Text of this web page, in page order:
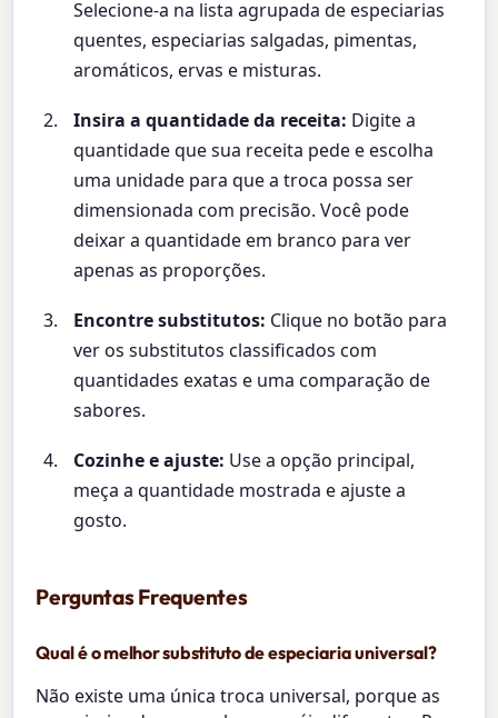
Selecione-a na lista agrupada de especiarias
quentes, especiarias salgadas, pimentas,
aromáticos, ervas e misturas.
Insira a quantidade da receita: Digite a
quantidade que sua receita pede e escolha
uma unidade para que a troca possa ser
dimensionada com precisão. Você pode
deixar a quantidade em branco para ver
apenas as proporções.
Encontre substitutos: Clique no botão para
ver os substitutos classificados com
quantidades exatas e uma comparação de
sabores.
Cozinhe e ajuste: Use a opção principal,
meça a quantidade mostrada e ajuste a
gosto.
Perguntas Frequentes
Qual é o melhor substituto de especiaria universal?
Não existe uma única troca universal, porque as